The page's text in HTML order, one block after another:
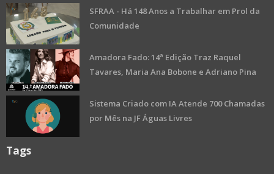
SFRAA - Há 148 Anos a Trabalhar em Prol da
Comunidade
Amadora Fado: 14ª Edição Traz Raquel
Tavares, Maria Ana Bobone e Adriano Pina
Sistema Criado com IA Atende 700 Chamadas
por Mês na JF Águas Livres
Tags